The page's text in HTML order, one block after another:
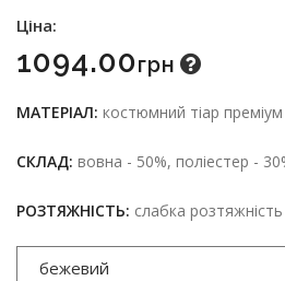
Ціна:
1094.00Грн
МАТЕРІАЛ: костюмний тіар преміум
СКЛАД: вовна - 50%, поліестер -
РОЗТЯЖНІСТЬ: слабка